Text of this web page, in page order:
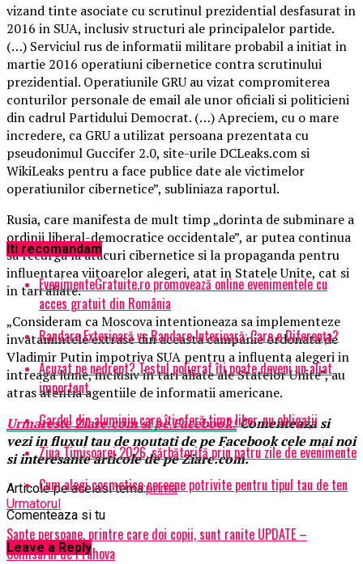
vizand tinte asociate cu scrutinul prezidential desfasurat in
2016 in SUA, inclusiv structuri ale principalelor partide.
(…) Serviciul rus de informatii militare probabil a initiat in
martie 2016 operatiuni cibernetice contra scrutinului
prezidential. Operatiunile GRU au vizat compromiterea
conturilor personale de email ale unor oficiali si politicieni
din cadrul Partidului Democrat. (…) Apreciem, cu o mare
incredere, ca GRU a utilizat persoana prezentata cu
pseudonimul Guccifer 2.0, site-urile DCLeaks.com si
WikiLeaks pentru a face publice date ale victimelor
operatiunilor cibernetice”, subliniaza raportul.
Rusia, care manifesta de mult timp „dorinta de subminare a
ordinii liberal-democratice occidentale”, ar putea continua
sa recurga la atacuri cibernetice si la propaganda pentru
influentarea viitoarelor alegeri, atat in Statele Unite, cat si
in tari aliate.
„Consideram ca Moscova intentioneaza sa implementeze
invatamintele extrase din aceasta campanie ordonata de
Vladimir Putin impotriva SUA pentru a influenta alegeri in
intreaga lume, inclusiv in tari aliate ale Statelor Unite”, au
atras atentia agentiile de informatii americane.
UrmaresteZiare.comsi pe Facebook!Comenteaza si
vezi in fluxul tau de noutati de pe Facebook cele mai noi
si interesante articole de pe Ziare.com.
Articole pe aceiasi tema:prima
Urmatorul
Sapte persoane, printre care doi copii, sunt ranite UPDATE –
Comisarul de Prahova
Iti recomandam
EvenimenteGratuite.ro promovează online evenimentele cu
acces gratuit din România
Randare Exterioară vs Randare Interioară: Care e Diferența?
Acuzat pe nedrept? Testul poligraf îţi poate deveni un aliat
important
Gardul din aluminiu care îți oferă timp liber, nu obligații
Ziua Timișoarei 2026, sărbătorită prin patru zile de evenimente
Cum alegi cosmetice coreene potrivite pentru tipul tau de ten
Comenteaza si tu
Leave a Reply